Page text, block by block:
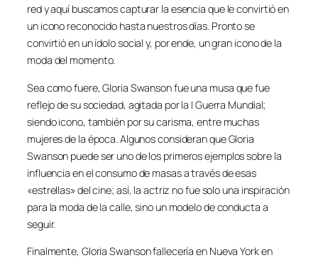
red y aquí buscamos capturar la esencia que le convirtió en
un icono reconocido hasta nuestros días. Pronto se
convirtió en un ídolo social y, por ende, un gran icono de la
moda del momento.
Sea como fuere, Gloria Swanson fue una musa que fue
reflejo de su sociedad, agitada por la I Guerra Mundial;
siendo icono, también por su carisma, entre muchas
mujeres de la época. Algunos consideran que Gloria
Swanson puede ser uno de los primeros ejemplos sobre la
influencia en el consumo de masas a través de esas
«estrellas» del cine; así, la actriz no fue solo una inspiración
para la moda de la calle, sino un modelo de conducta a
seguir.
Finalmente, Gloria Swanson fallecería en Nueva York en